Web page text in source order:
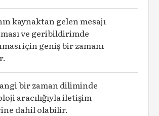
kaynaktan gelen mesajı
ve geribildirimde
için geniş bir zamanı
bir zaman diliminde
aracılığıyla iletişim
dahil olabilir.